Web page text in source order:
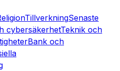
TillverkningSenaste
cybersäkerhetTeknik och
Bank och